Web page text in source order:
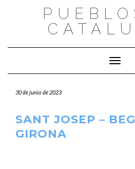
30 de junio de 2023
SANT JOSEP –
GIRONA